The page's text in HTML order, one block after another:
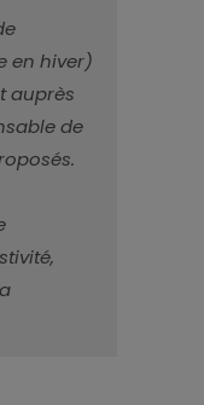
en hiver)
auprès
de